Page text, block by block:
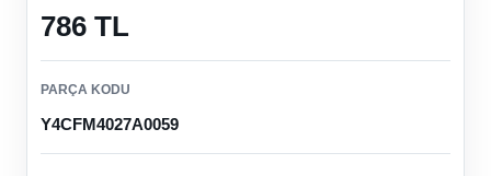
786 TL
PARÇA KODU
Y4CFM4027A0059